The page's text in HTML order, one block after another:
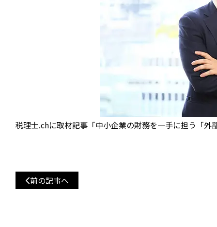
税理士.chに取材記事「中小企業の財務を一手に担う「
前の記事へ